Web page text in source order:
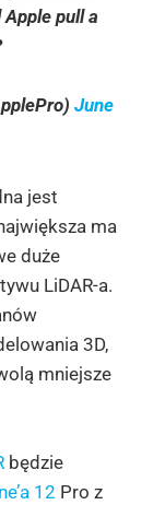
pull a
June
jest
ma
duże
LiDAR-a.
3D,
mniejsze
będzie
12 Pro z